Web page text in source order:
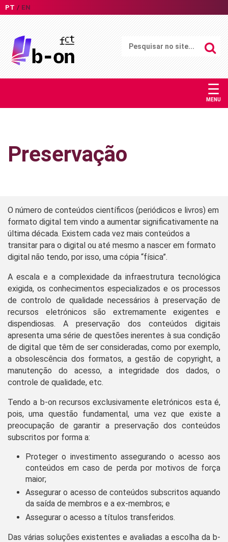
PT EN
☰
MENU
Preservação
O número de conteúdos científicos (periódicos e livros) em
formato digital tem vindo a aumentar significativamente na
última década. Existem cada vez mais conteúdos a
transitar para o digital ou até mesmo a nascer em formato
digital não tendo, por isso, uma cópia “física”.
A escala e a complexidade da infraestrutura tecnológica
exigida, os conhecimentos especializados e os processos
de controlo de qualidade necessários à preservação de
recursos eletrónicos são extremamente exigentes e
dispendiosas. A preservação dos conteúdos digitais
apresenta uma série de questões inerentes à sua condição
de digital que têm de ser consideradas, como por exemplo,
a obsolescência dos formatos, a gestão de copyright, a
manutenção do acesso, a integridade dos dados, o
controle de qualidade, etc.
Tendo a b-on recursos exclusivamente eletrónicos esta é,
pois, uma questão fundamental, uma vez que existe a
preocupação de garantir a preservação dos conteúdos
subscritos por forma a:
Proteger o investimento assegurando o acesso aos
conteúdos em caso de perda por motivos de força
maior;
Assegurar o acesso de conteúdos subscritos aquando
da saída de membros e a ex-membros; e
Assegurar o acesso a títulos transferidos.
Das várias soluções existentes e avaliadas a escolha da b-